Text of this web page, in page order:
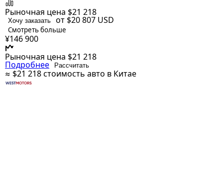
Рыночная цена $21 218
Хочу заказать от $20 807 USD
Смотреть больше
¥146 900
Рыночная цена $21 218
Подробнее Рассчитать
≈ $21 218стоимость авто в Китае